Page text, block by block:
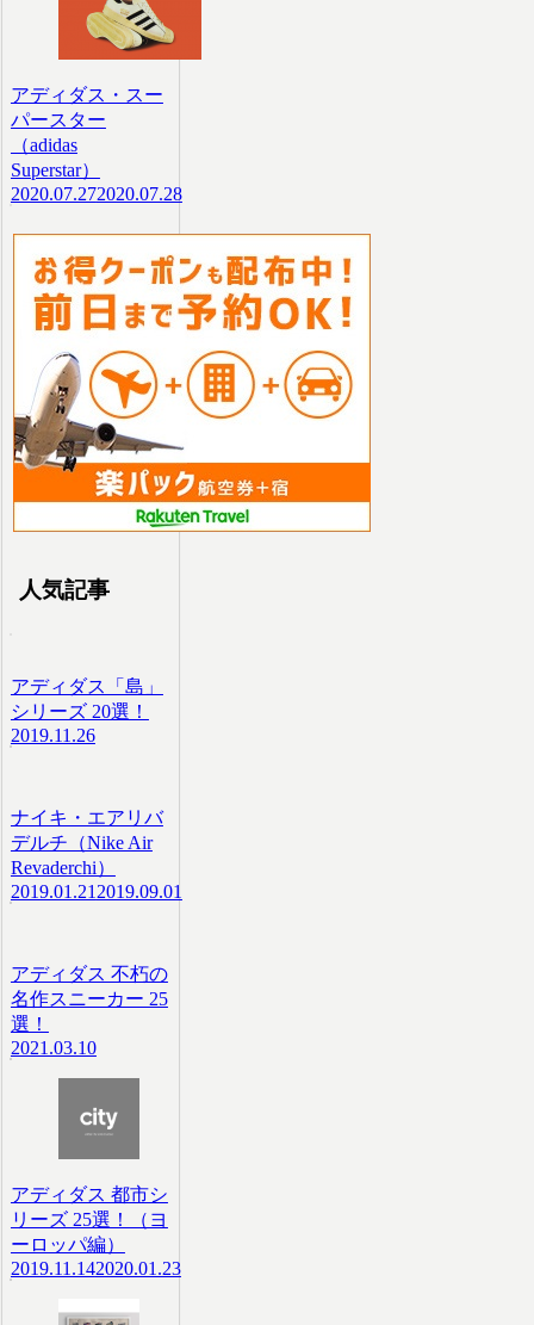
アディダス・スー
パースター
（adidas
Superstar）
2020.07.272020.07.28
人気記事
アディダス「島」
シリーズ 20選！
2019.11.26
ナイキ・エアリバ
デルチ（Nike Air
Revaderchi）
2019.01.21 2019.09.01
アディダス 不朽の
名作スニーカー 25
選！
2021.03.10
アディダス 都市シ
リーズ 25選！（ヨ
ーロッパ編）
2019.11.142020.01.23